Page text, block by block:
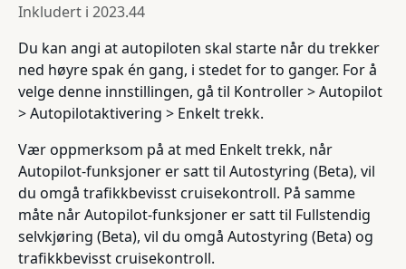
Inkludert i 2023.44
Du kan angi at autopiloten skal starte når du trekker
ned høyre spak én gang, i stedet for to ganger. For å
velge denne innstillingen, gå til Kontroller > Autopilot
> Autopilotaktivering > Enkelt trekk.
Vær oppmerksom på at med Enkelt trekk, når
Autopilot-funksjoner er satt til Autostyring (Beta), vil
du omgå trafikkbevisst cruisekontroll. På samme
måte når Autopilot-funksjoner er satt til Fullstendig
selvkjøring (Beta), vil du omgå Autostyring (Beta) og
trafikkbevisst cruisekontroll.